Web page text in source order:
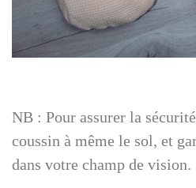
NB : Pour assurer la
coussin à même le sol, et
dans votre champ de vision.